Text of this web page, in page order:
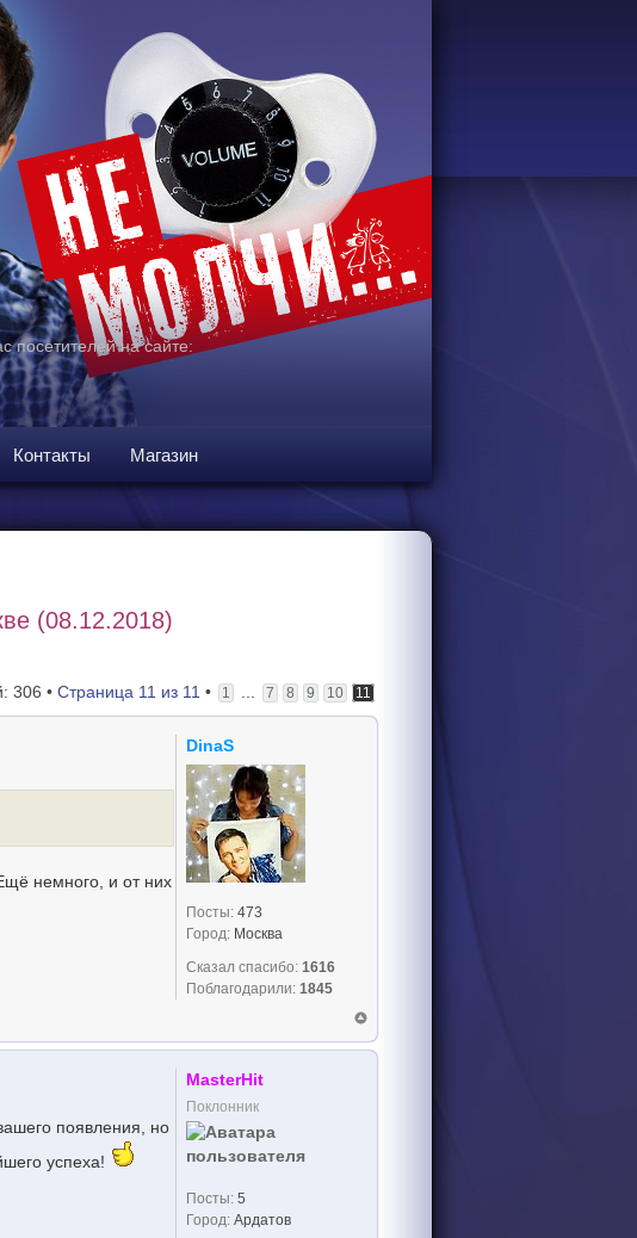
посетителей на сайте:
Контакты Магазин
(08.12.2018)
306 • Страница 11 из 11 • 1 ... 7 8 9 10 11
немного, и от них
DinaS
Посты: 473
Город: Москва
Сказал спасибо: 1616
Поблагодарили: 1845
появления, но
успеха!
MasterHit
Поклонник
Посты: 5
Город: Ардатов